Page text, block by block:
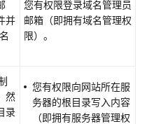
并
您有权限登录域名管理员
邮箱（即拥有域名管理权
限）。
然
录
您有权限向网站所在服
务器的根目录写入内容
（即拥有服务器管理权